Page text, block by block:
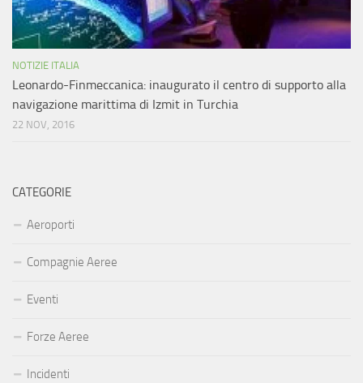
NOTIZIE ITALIA
Leonardo-Finmeccanica: inaugurato il centro di supporto alla
navigazione marittima di Izmit in Turchia
22 NOV, 2016
CATEGORIE
Aeroporti
Compagnie Aeree
Eventi
Forze Aeree
Incidenti